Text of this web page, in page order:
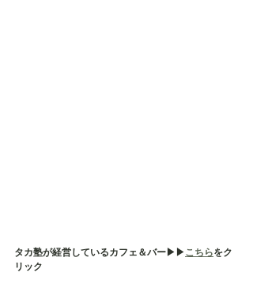
タカ塾が経営しているカフェ＆バー▶︎▶︎こちらをク
リック